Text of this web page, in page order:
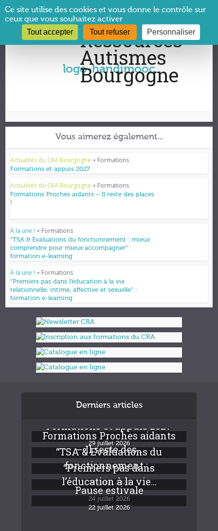
Vous êtes ici :CRA Bourgogne→logo-handimooc
logo-handimooc
Vous aimerez également...
Actualités du CRA Bourgogne • Formations
Formations et appuis 2027
Actualités du CRA Bourgogne • Formations
Formations Proches aidants – Il reste des places
!
À la une ! • Formations
“TSA & Evaluations du fonctionnement : mieux
comprendre pour mieux accompagner” :
formation e-learning
À la une ! • Formations
“Premiers pas dans l’éducation à la vie
relationnelle, intime, affective et sexuelle” :
formation e-learning
Derniers articles
Formations et appuis 2027
29 juillet 2026
Formations Proches aidants
– Il reste des...
24 juillet 2026
“TSA & Evaluations du
fonctionnement :...
24 juillet 2026
“Premiers pas dans
l’éducation à la vie...
24 juillet 2026
Pause estivale
22 juillet 2026
Panneau de gestion des cookies
Ce site utilise des cookies et vous donne le contrôle sur
ceux que vous souhaitez activer
Tout accepter Tout refuser Personnaliser